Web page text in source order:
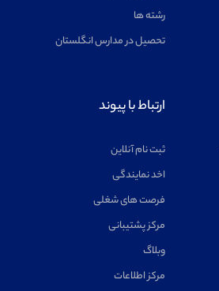
رشته ها
تحصیل در مدارس انگلستان
ارتباط با پیوند
ثبت نام آنلاین
اخد نمایندگی
فرصت های شغلی
مرکز پشتیبانی
وبلاگ
مرکز اطلاعات